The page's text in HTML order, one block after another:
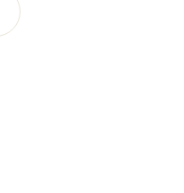
Suivant